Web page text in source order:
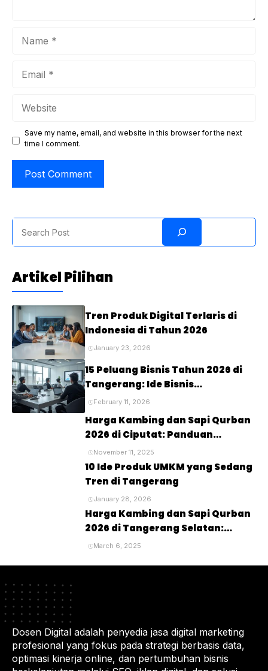
Save my name, email, and website in this browser for the next
time I comment.
Artikel Pilihan
Tren Produk Digital Terlaris di
Indonesia di Tahun 2026
January 23, 2026
15 Peluang Bisnis Tahun 2026 di
Tangerang: Ide Bisnis
Menjanjikan untuk Masa Depan
February 11, 2026
Harga Kambing dan Sapi Qurban
2026 di Ciputat: Panduan
Lengkap untuk Perayaan Idul
Adha
November 11, 2025
10 Ide Produk UMKM yang Sedang
Tren di Tangerang
January 28, 2026
Harga Kambing dan Sapi Qurban
2026 di Tangerang Selatan:
Panduan Lengkap untuk Pembeli
March 6, 2025
Dosen Digital adalah penyedia jasa digital marketing
profesional yang fokus pada strategi berbasis data,
optimasi kinerja online, dan pertumbuhan bisnis